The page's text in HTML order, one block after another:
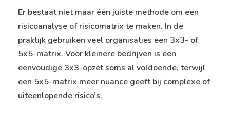
Er bestaat niet maar één juiste methode om een
risicoanalyse of risicomatrix te maken. In de
praktijk gebruiken veel organisaties een 3x3- of
5x5-matrix. Voor kleinere bedrijven is een
eenvoudige 3x3-opzet soms al voldoende, terwijl
een 5x5-matrix meer nuance geeft bij complexe of
uiteenlopende risico’s.